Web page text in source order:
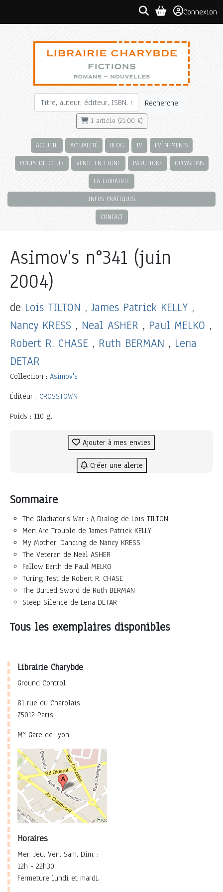
Connexion
Recherche
1 article (21,00 €)
ACCUEIL ACTUALITÉ BLOG TV ÉVÈNEMENTS
COUPS DE CŒUR VENTE EN LIGNE PARUTIONS OCCASIONS
LA LIBRAIRIE
INFOS PRATIQUES
CONTACT
Asimov's n°341 (juin
2004)
de Lois TILTON , James Patrick KELLY ,
Nancy KRESS , Neal ASHER , Paul MELKO ,
Robert R. CHASE , Ruth BERMAN , Lena
DETAR
Collection : Asimov's
Éditeur : CROSSTOWN
Poids : 110 g.
Ajouter à mes envies
Créer une alerte
Sommaire
The Gladiator's War : A Dialog de Lois TILTON
Men Are Trouble de James Patrick KELLY
My Mother, Dancing de Nancy KRESS
The Veteran de Neal ASHER
Fallow Earth de Paul MELKO
Turing Test de Robert R. CHASE
The Buried Sword de Ruth BERMAN
Steep Silence de Lena DETAR
Tous les exemplaires disponibles
Librairie Charybde
Ground Control
81 rue du Charolais
75012 Paris
M° Gare de Lyon
Horaires
Mer. Jeu. Ven. Sam. Dim. :
12h - 22h30
Fermeture lundi et mardi.